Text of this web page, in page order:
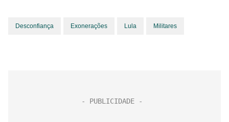
Desconfiança Exonerações Lula Militares